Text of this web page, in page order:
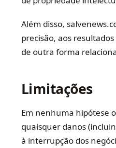
Além disso,
precisão, aos
de outra forma
Limitações
Em nenhuma hipótese
quaisquer danos
à interrupção dos